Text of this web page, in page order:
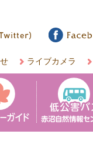
ライブカメラ